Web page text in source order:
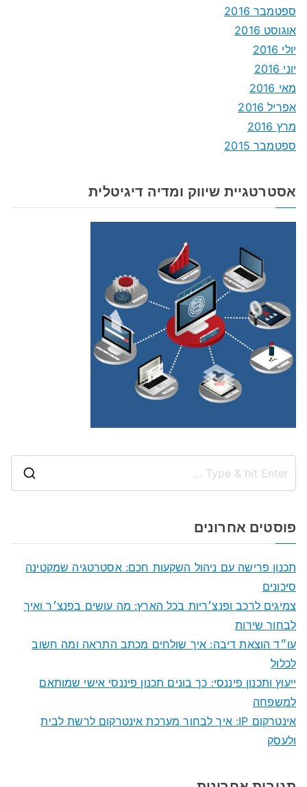
ספטמבר 2016
אוגוסט 2016
יולי 2016
יוני 2016
מאי 2016
אפריל 2016
מרץ 2016
ספטמבר 2015
אסטרטגיית שיווק ומדיה דיגיטלית
פוסטים אחרונים
תכנון פרישה עם ניהול השקעות חכם: אסטרטגיה שמקטינה
סיכונים
צמיגים לרכב ופנצ׳ריות בכל הארץ: מה עושים בפנצ׳ר ואיך
לבחור שירות
עו״ד הוצאת דיבה: איך שולחים מכתב התראה ומה חשוב
לכלול
ייעוץ ותכנון פיננסי: כך בונים תכנון פיננסי אישי שמותאם
למשפחה
אינטרקום IP: איך לבחור מערכת אינטרקום לרשת לבית
ולעסק